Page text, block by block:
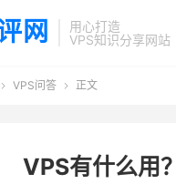
网
用心打造
VPS知识分享网站
 VPS问答  正文
VPS有什么用